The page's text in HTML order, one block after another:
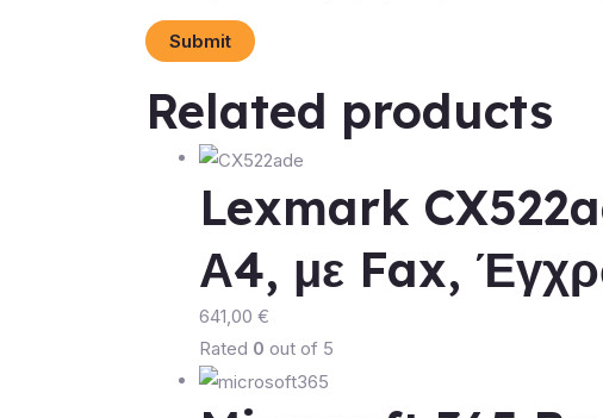
Related products
Lexmark
Α4, με Fax,
641,00 €
Rated 0 out of 5